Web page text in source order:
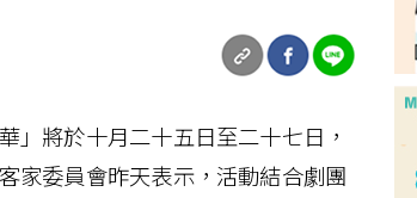
將於十月二十五日至二十七日，
家委員會昨天表示，活動結合劇團